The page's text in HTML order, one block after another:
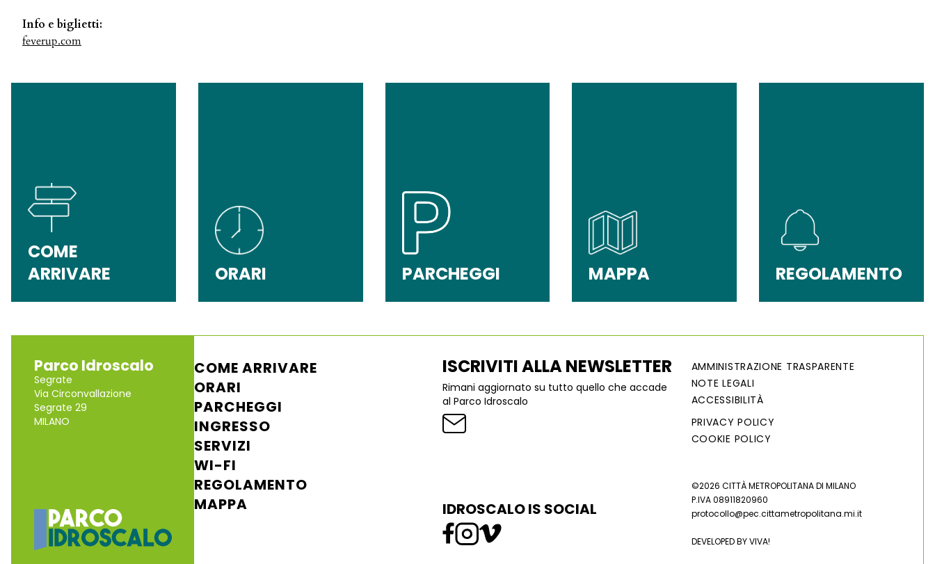
Info e biglietti:
feverup.com
COME
ARRIVARE
ORARI PARCHEGGI MAPPA REGOLAMENTO
Parco Idroscalo
Segrate
Via Circonvallazione
Segrate 29
MILANO
COME ARRIVARE
ORARI
PARCHEGGI
INGRESSO
SERVIZI
WI-FI
REGOLAMENTO
MAPPA
ISCRIVITI ALLA NEWSLETTER
Rimani aggiornato su tutto quello che accade
al Parco Idroscalo
IDROSCALO IS SOCIAL
AMMINISTRAZIONE TRASPARENTE
NOTE LEGALI
ACCESSIBILITÀ
PRIVACY POLICY
COOKIE POLICY
©2026 CITTÀ METROPOLITANA DI MILANO
P.IVA 08911820960
protocollo@pec.cittametropolitana.mi.it
DEVELOPED BYVIVA!